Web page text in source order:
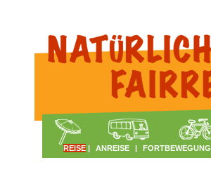
REISE | ANREISE | FORTBEWEGUNG